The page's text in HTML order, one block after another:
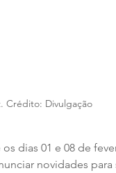
Crédito: Divulgação
dias 01 e 08 de
novidades